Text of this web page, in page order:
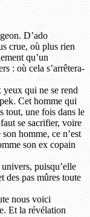
D’ado
crue, où plus rien
qu’un
: où cela s’arrêtera-
yeux qui ne se rend
Cet homme qui
tout, une fois dans le
se sacrifier, voire
homme, ce n’est
son ex copain
puisqu’elle
des pas mûres toute
nous voici
Et la révélation